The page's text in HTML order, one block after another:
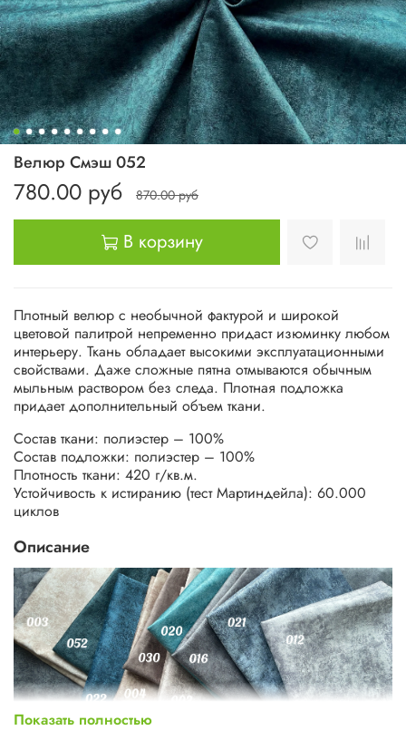
Велюр Смэш 052
780.00 руб 870.00 руб
В корзину
Плотный велюр с необычной фактурой и широкой
цветовой палитрой непременно придаст изюминку любом
интерьеру. Ткань обладает высокими эксплуатационными
свойствами. Даже сложные пятна отмываются обычным
мыльным раствором без следа. Плотная подложка
придает дополнительный объем ткани.
Состав ткани: полиэстер – 100%
Состав подложки: полиэстер – 100%
Плотность ткани: 420 г/кв.м.
Устойчивость к истиранию (тест Мартиндейла): 60.000
циклов
Описание
Показать полностью